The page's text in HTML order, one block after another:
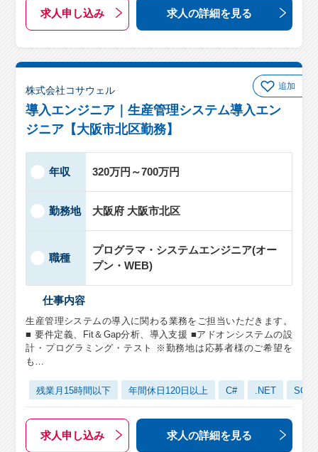
求人申し込み 求人の詳細を見る
追加
株式会社コサウェル
導入エンジニア｜生産管理システム導入エン
ジニア【大阪市北区勤務】
年収 320万円～700万円
勤務地 大阪府 大阪市北区
職種
プログラマ・システムエンジニア(オー
プン・WEB)
仕事内容
生産管理システムの導入に関わる業務をご担当いただきます。
■ 要件定義、Fit＆Gap分析、導入支援 ■アドオンシステムの設
計・プログラミング・テスト ※勤務地は応募者様のご希望を
も…
残業月15時間以下 年間休日120日以上 C# .NET
求人申し込み 求人の詳細を見る